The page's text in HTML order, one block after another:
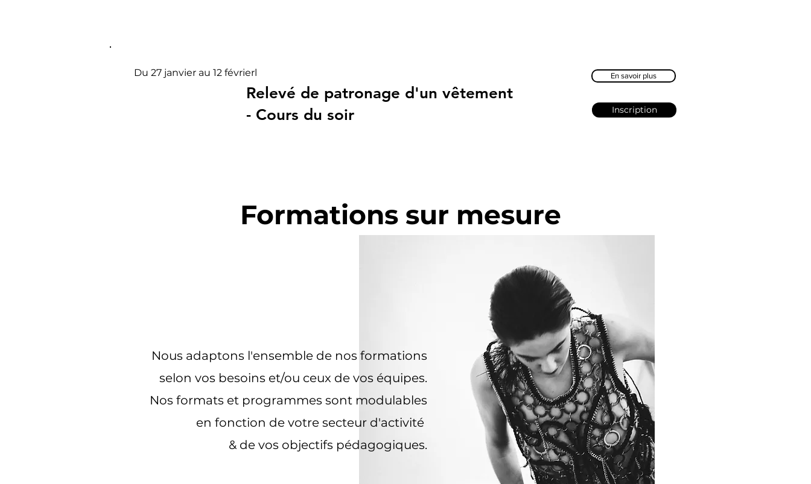
Du 27 janvier au 12 févrierl
Relevé de patronage d'un vêtement
- Cours du soir
En savoir plus
Inscription
Formations sur mesure
Nous adaptons l'ensemble de nos formations
selon vos besoins et/ou ceux de vos équipes.
Nos formats et programmes sont modulables
en fonction de votre secteur d'activité
& de vos objectifs pédagogiques.